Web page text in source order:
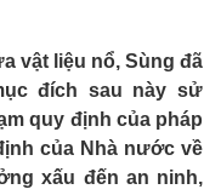
làm
đảo
vật liệu nổ, Sùng đã
đích sau này sử
quy định của pháp
của Nhà nước về
xấu đến an ninh,